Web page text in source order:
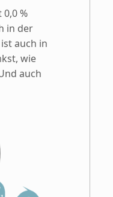
%
in der
auch in
wie
auch